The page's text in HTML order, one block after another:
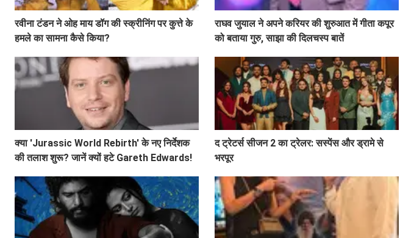
रवीना टंडन ने ओह माय डॉग की स्क्रीनिंग पर कुत्ते के
हमले का सामना कैसे किया?
राघव जुयाल ने अपने करियर की शुरुआत में गीता कपूर
को बताया गुरु, साझा की दिलचस्प बातें
क्या 'Jurassic World Rebirth' के नए निर्देशक
की तलाश शुरू? जानें क्यों हटे Gareth Edwards!
द ट्रेटर्स सीजन 2 का ट्रेलर: सस्पेंस और ड्रामे से
भरपूर